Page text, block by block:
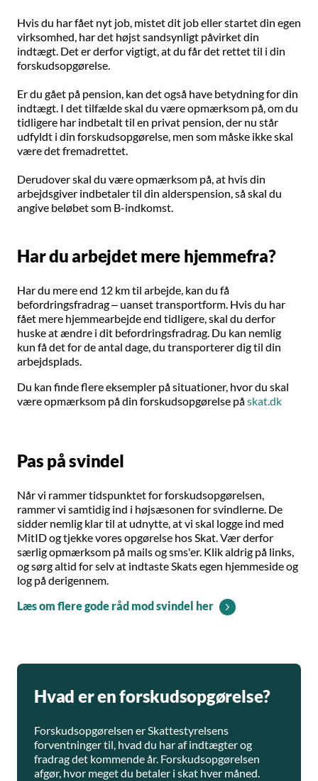
Hvis du har fået nyt job, mistet dit job eller startet din egen
virksomhed, har det højst sandsynligt påvirket din
indtægt. Det er derfor vigtigt, at du får det rettet til i din
forskudsopgørelse.
Er du gået på pension, kan det også have betydning for din
indtægt. I det tilfælde skal du være opmærksom på, om du
tidligere har indbetalt til en privat pension, der nu står
udfyldt i din forskudsopgørelse, men som måske ikke skal
være det fremadrettet.
Derudover skal du være opmærksom på, at hvis din
arbejdsgiver indbetaler til din alderspension, så skal du
angive beløbet som B-indkomst.
Har du arbejdet mere hjemmefra?
Har du mere end 12 km til arbejde, kan du få
befordringsfradrag – uanset transportform. Hvis du har
fået mere hjemmearbejde end tidligere, skal du derfor
huske at ændre i dit befordringsfradrag. Du kan nemlig
kun få det for de antal dage, du transporterer dig til din
arbejdsplads.
Du kan finde flere eksempler på situationer, hvor du skal
være opmærksom på din forskudsopgørelse påskat.dk
Pas på svindel
Når vi rammer tidspunktet for forskudsopgørelsen,
rammer vi samtidig ind i højsæsonen for svindlerne. De
sidder nemlig klar til at udnytte, at vi skal logge ind med
MitID og tjekke vores opgørelse hos Skat. Vær derfor
særlig opmærksom på mails og sms'er. Klik aldrig på links,
og sørg altid for selv at indtaste Skats egen hjemmeside og
log på derigennem.
Læs om flere gode råd mod svindel her
Hvad er en forskudsopgørelse?
Forskudsopgørelsen er Skattestyrelsens
forventninger til, hvad du har af indtægter og
fradrag det kommende år. Forskudsopgørelsen
afgør, hvor meget du betaler i skat hver måned.